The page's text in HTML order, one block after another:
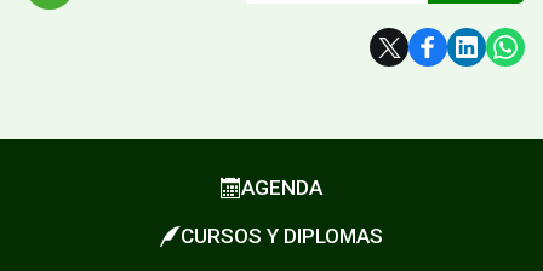
AGENDA
CURSOS Y DIPLOMAS